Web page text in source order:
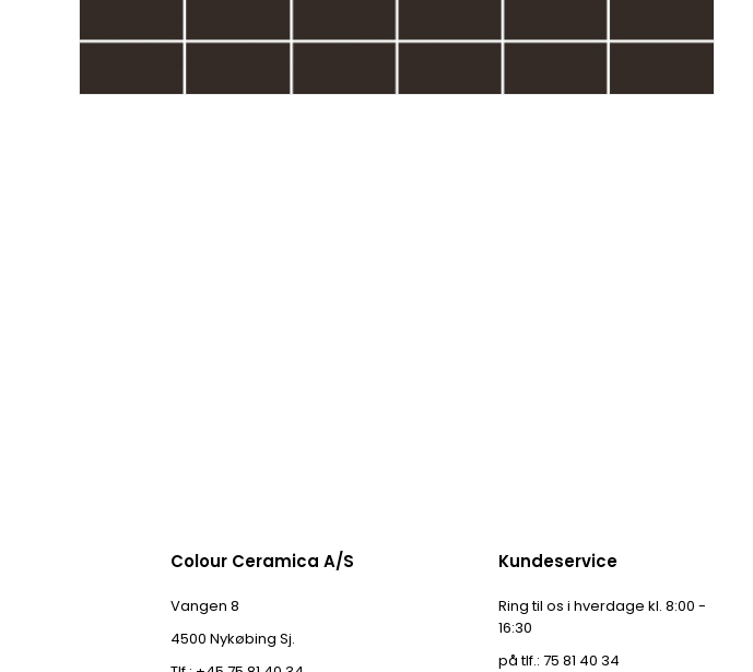
Colour Ceramica A/S
Vangen 8
4500 Nykøbing Sj.
Kundeservice
Ring til os i hverdage kl. 8:00 -
16:30
på tlf.: 75 81 40 34